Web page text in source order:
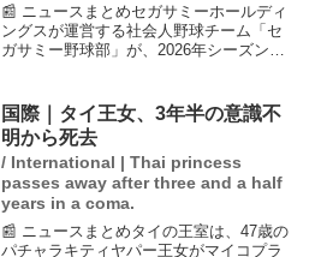
📰 ニュースまとめセガサミーホールディ
ングスが運営する社会人野球チーム「セ
ガサミー野球部」が、2026年シーズンを
営環境の変化が主な理由とされていま
す。これにより、強...
国際｜タイ王女、3年半の意識不
明から死去
/ International | Thai princess
passes away after three and a half
years in a coma.
📰 ニュースまとめタイの王室は、47歳の
パチャラキティヤパー王女がマイコプラ